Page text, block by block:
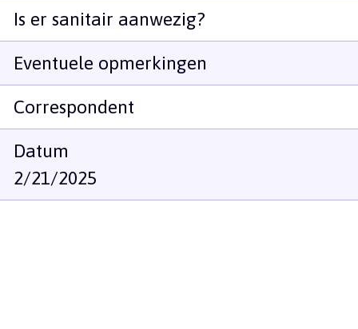
Is er sanitair aanwezig?
Eventuele opmerkingen
Correspondent
Datum
2/21/2025